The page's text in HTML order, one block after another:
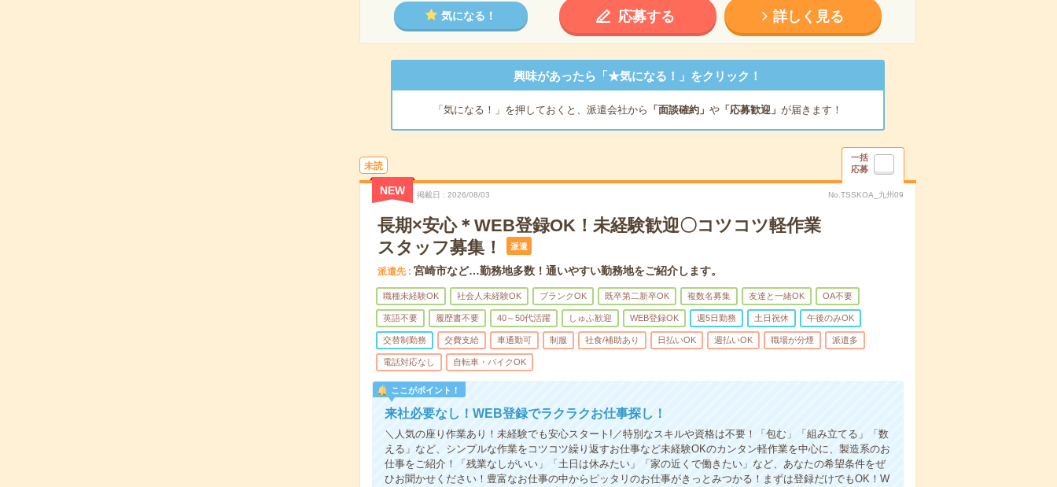
気になる！ 応募する 詳しく見る
興味があったら「★気になる！」をクリック！
「気になる！」を押しておくと、派遣会社から 「面談確約」 や「応募歓迎」 が届きます！
未読
一括
応募
NEW 掲載日 2026/08/03 No.TSSKOA_九州09
長期×安心＊WEB登録OK！未経験歓迎〇コツコツ軽作業
スタッフ募集！
派遣
派遣先 宮崎市など…勤務地多数！通いやすい勤務地をご紹介します。
職種未経験OK 社会人未経験OK ブランクOK 既卒第二新卒OK 複数名募集 友達と一緒OK OA不要
英語不要 履歴書不要 40～50代活躍 しゅふ歓迎 WEB登録OK 週5日勤務 土日祝休 午後のみOK
交替制勤務 交費支給 車通勤可 制服 社食/補助あり 日払いOK 週払いOK 職場が分煙 派遣多
電話対応なし 自転車・バイクOK
ここがポイント！
来社必要なし！WEB登録でラクラクお仕事探し！
＼人気の座り作業あり！未経験でも安心スタート!／特別なスキルや資格は不要！「包む」「組み立てる」「数
える」など、シンプルな作業をコツコツ繰り返すお仕事など未経験OKのカンタン軽作業を中心に、製造系のお
仕事をご紹介！「残業なしがいい」「土日は休みたい」「家の近くで働きたい」など、あなたの希望条件をぜ
ひお聞かせください！豊富なお仕事の中からピッタリのお仕事がきっとみつかる！まずは登録だけでもOK！W